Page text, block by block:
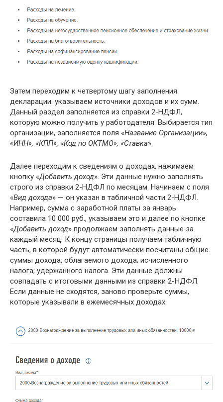
Затем переходим к четвертому шагу заполнения
декларации: указываем источники доходов и их сумм.
Данный раздел заполняется из справки 2-НДФЛ,
которую можно получить у работодателя. Выбирается тип
организации, заполняется поля «Название Организации»,
«ИНН», «КПП», «Код по ОКТМО», «Ставка».
Далее переходим к сведениям о доходах, нажимаем
кнопку «Добавить доход». Эти данные нужно заполнять
строго из справки 2-НДФЛ по месяцам. Начинаем с поля
«Вид дохода» — он указан в табличной части 2-НДФЛ.
Например, сумма с заработной платы за январь
составила 10 000 руб., указываем это и далее по кнопке
«Добавить доход» продолжаем заполнять данные за
каждый месяц. К концу страницы получаем табличную
часть, в которой будут автоматически посчитаны общие
суммы дохода, облагаемого дохода; исчисленного
налога; удержанного налога. Эти данные должны
совпадать с итоговыми данными из справки 2-НДФЛ.
Если данные не сходятся, заново проверьте суммы,
которые указывали в ежемесячных доходах.